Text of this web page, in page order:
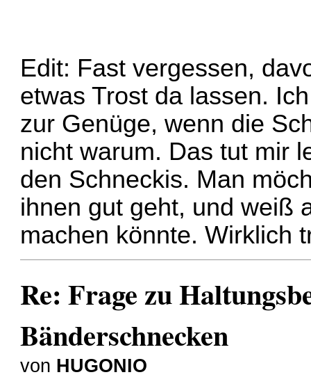
Edit: Fast vergessen,
etwas Trost da lassen.
zur Genüge, wenn die
nicht warum. Das tut mir
den Schneckis. Man
ihnen gut geht, und weiß
machen könnte. Wirklich
Re: Frage zu
Bänderschnecken
von HUGONIO